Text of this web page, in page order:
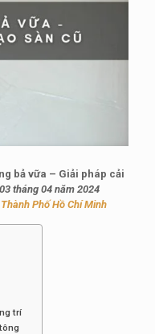
bả vữa – Giải pháp cải
tháng 04 năm 2024
Phố Hồ Chí Minh
trí